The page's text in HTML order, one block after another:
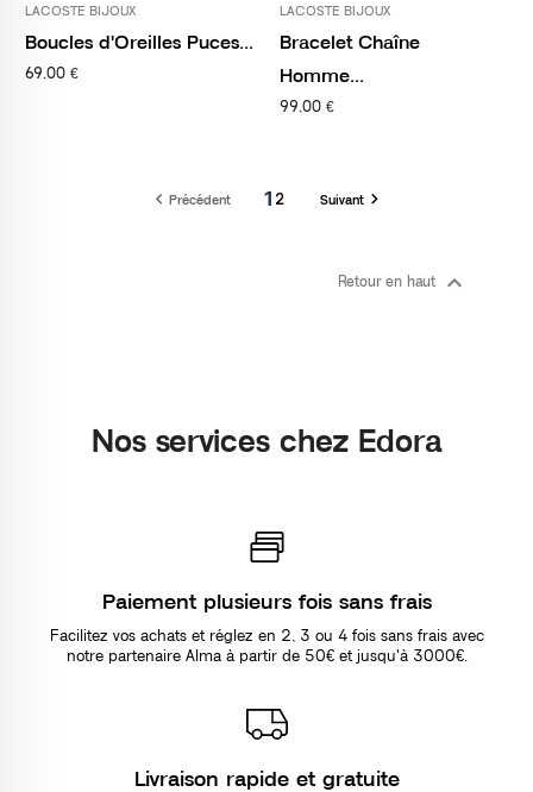
LACOSTE BIJOUX
Boucles d'Oreilles Puces...
69,00 €
LACOSTE BIJOUX
Bracelet Chaîne
Homme...
99,00 €
Précédent 1 2 Suivant
Retour en haut 
Nos services chez Edora
Paiement plusieurs fois sans frais
Facilitez vos achats et réglez en 2, 3 ou 4 fois sans frais avec
notre partenaire Alma à partir de 50€ et jusqu'à 3000€.
Livraison rapide et gratuite